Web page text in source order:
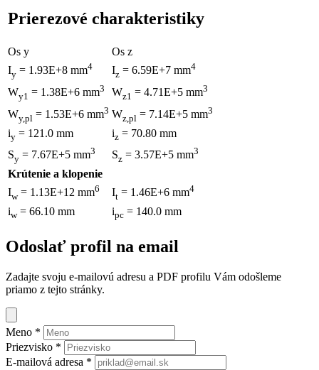
Prierezové charakteristiky
Os y
Os z
Iy = 1.93E+8 mm4 Iz = 6.59E+7 mm4
Wy1 = 1.38E+6 mm3 Wz1 = 4.71E+5 mm3
Wy,pl = 1.53E+6 mm3 Wz,pl = 7.14E+5 mm3
iy = 121.0 mm iz = 70.80 mm
Sy = 7.67E+5 mm3 Sz = 3.57E+5 mm3
Krútenie a klopenie
Iw = 1.13E+12 mm6 It = 1.46E+6 mm4
iw= 66.10 mm ipc = 140.0 mm
Odoslať profil na email
Zadajte svoju e-mailovú adresu a PDF profilu Vám odošleme
priamo z tejto stránky.
Meno *
Priezvisko *
E-mailová adresa *